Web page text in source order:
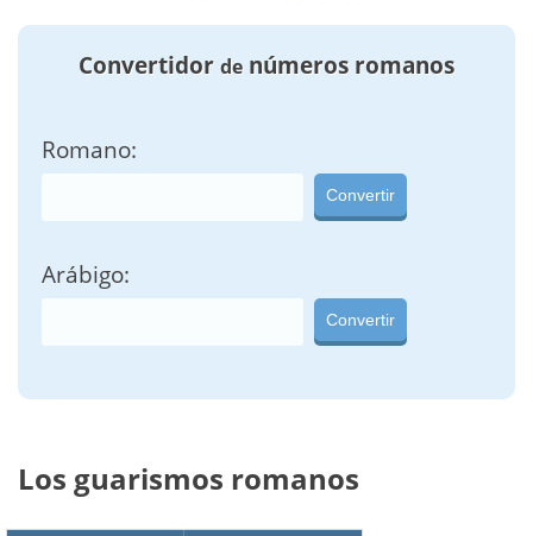
Convertidor de números romanos
Romano:
Convertir
Arábigo:
Convertir
Los guarismos romanos